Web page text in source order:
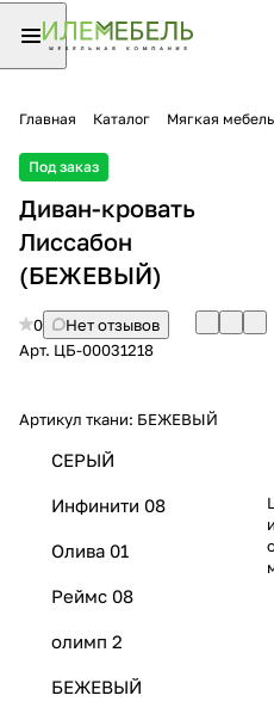
Главная Каталог Мягкая мебель
Под заказ
Диван-кровать
Лиссабон
(БЕЖЕВЫЙ)
0
Нет отзывов
Арт. ЦБ-00031218
Артикул ткани: БЕЖЕВЫЙ
СЕРЫЙ
Инфинити 08
Олива 01
Реймс 08
олимп 2
БЕЖЕВЫЙ